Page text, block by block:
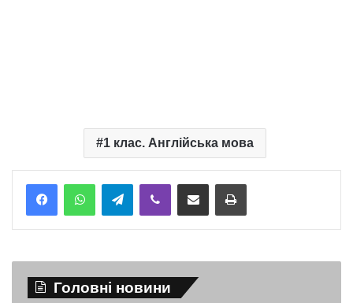
1 клас. Англійська мова
TelegramViber Надіслати електронною поштоюНадрукувати
Головні новини